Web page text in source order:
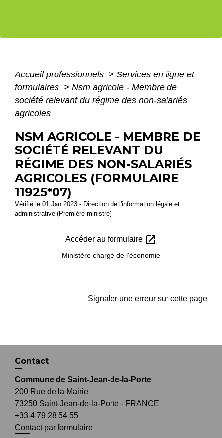
Accueil professionnels > Services en ligne et
formulaires > Nsm agricole - Membre de
société relevant du régime des non-salariés
agricoles
NSM AGRICOLE - MEMBRE DE
SOCIÉTÉ RELEVANT DU
RÉGIME DES NON-SALARIÉS
AGRICOLES (FORMULAIRE
11925*07)
Vérifié le 01 Jan 2023 - Direction de l'information légale et
administrative (Première ministre)
Accéder au formulaire open_in_new
Ministère chargé de l'économie
Signaler une erreur sur cette page
Contact
Commune de Saint-Jean-de-la-Porte
200 Rue de la Mairie
73250 Saint-Jean-de-la-Porte - FRANCE
+33 4 79 28 54 55
Contact par formulaire